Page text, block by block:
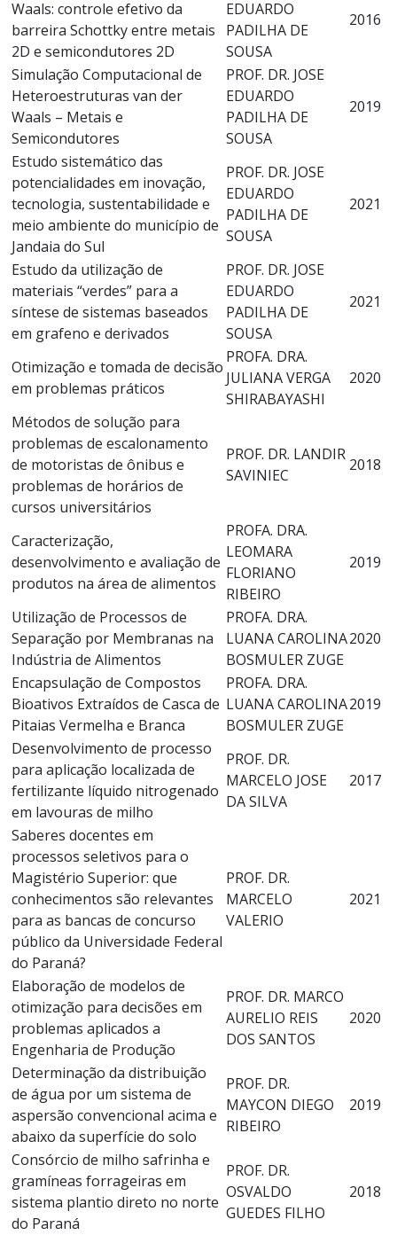
Waals: controle efetivo da
barreira Schottky entre metais
2D e semicondutores 2D
EDUARDO
PADILHA DE
SOUSA
2016
Simulação Computacional de
Heteroestruturas van der
Waals – Metais e
Semicondutores
PROF. DR. JOSE
EDUARDO
PADILHA DE
SOUSA
2019
Estudo sistemático das
potencialidades em inovação,
tecnologia, sustentabilidade e
meio ambiente do município de
Jandaia do Sul
PROF. DR. JOSE
EDUARDO
PADILHA DE
SOUSA
2021
Estudo da utilização de
materiais “verdes” para a
síntese de sistemas baseados
em grafeno e derivados
PROF. DR. JOSE
EDUARDO
PADILHA DE
SOUSA
2021
Otimização e tomada de decisão
em problemas práticos
PROFA. DRA.
JULIANA VERGA
SHIRABAYASHI
2020
Métodos de solução para
problemas de escalonamento
de motoristas de ônibus e
problemas de horários de
cursos universitários
PROF. DR. LANDIR
SAVINIEC
2018
Caracterização,
desenvolvimento e avaliação de
produtos na área de alimentos
PROFA. DRA.
LEOMARA
FLORIANO
RIBEIRO
2019
Utilização de Processos de
Separação por Membranas na
Indústria de Alimentos
PROFA. DRA.
LUANA CAROLINA
BOSMULER ZUGE
2020
Encapsulação de Compostos
Bioativos Extraídos de Casca de
Pitaias Vermelha e Branca
PROFA. DRA.
LUANA CAROLINA
BOSMULER ZUGE
2019
Desenvolvimento de processo
para aplicação localizada de
fertilizante líquido nitrogenado
em lavouras de milho
PROF. DR.
MARCELO JOSE
DA SILVA
2017
Saberes docentes em
processos seletivos para o
Magistério Superior: que
conhecimentos são relevantes
para as bancas de concurso
público da Universidade Federal
do Paraná?
PROF. DR.
MARCELO
VALERIO
2021
Elaboração de modelos de
otimização para decisões em
problemas aplicados a
Engenharia de Produção
PROF. DR. MARCO
AURELIO REIS
DOS SANTOS
2020
Determinação da distribuição
de água por um sistema de
aspersão convencional acima e
abaixo da superfície do solo
PROF. DR.
MAYCON DIEGO
RIBEIRO
2019
Consórcio de milho safrinha e
gramíneas forrageiras em
sistema plantio direto no norte
do Paraná
PROF. DR.
OSVALDO
GUEDES FILHO
2018